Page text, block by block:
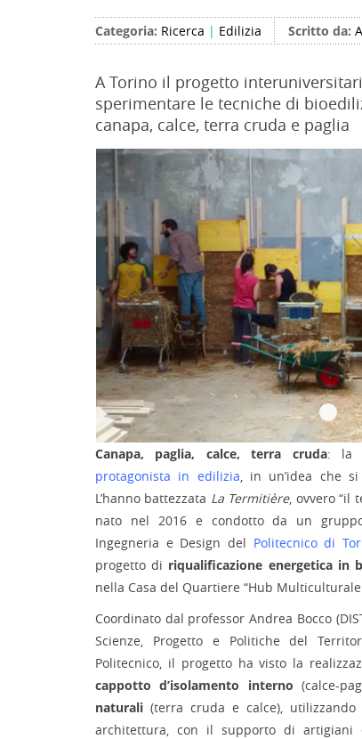
Categoria: Ricerca | Edilizia Scritto da:
A Torino il progetto
sperimentare le tecniche di
canapa, calce, terra cruda e paglia
Canapa, paglia, calce, terra cruda: la
protagonista in edilizia, in un’idea che
L’hanno battezzata La Termitière, ovvero “il
nato nel 2016 e condotto da un
Ingegneria e Design del Politecnico di
progetto di riqualificazione energetica in
nella Casa del Quartiere “Hub Multiculturale
Coordinato dal professor Andrea Bocco
Scienze, Progetto e Politiche del
Politecnico, il progetto ha visto la
cappotto d’isolamento interno (calce-
naturali (terra cruda e calce),
architettura, con il supporto di artigiani